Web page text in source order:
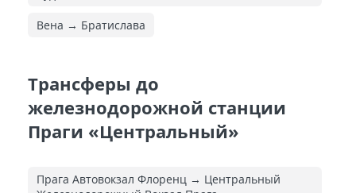
Вена → Братислава
Трансферы до
железнодорожной станции
Праги «Центральный»
Прага Автовокзал Флоренц → Центральный